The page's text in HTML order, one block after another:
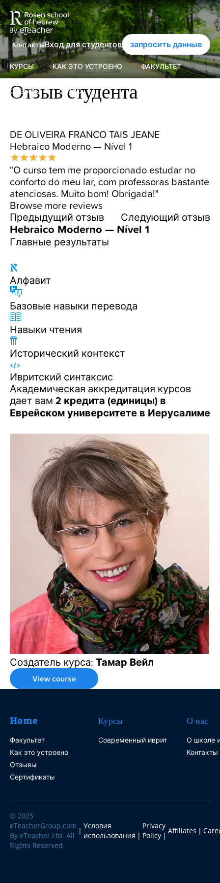
КонтактыВход для студентов запросить данные
КУРСЫ
Современный иврит
КАК ЭТО УСТРОЕНО ФАКУЛЬТЕТ
ОТЗЫВЫ О НАС
О школе им. Розена
Сертификаты
Контакты
Блог
Отзыв студента
DE OLIVEIRA FRANCO TAIS JEANE
Hebraico Moderno — Nível 1
"O curso tem me proporcionado estudar no
conforto do meu lar, com professoras bastante
atenciosas. Muito bom! Obrigada!"
Browse more reviews
Предыдущий отзыв
Следующий отзыв
Hebraico Moderno — Nível 1
Главные результаты
Алфавит
Базовые навыки перевода
Навыки чтения
Исторический контекст
Ивритский синтаксис
Академическая аккредитация курсов
дает вам 2 кредита (единицы) в
Еврейском университете в Иерусалиме
Создатель курса: Тамар Вейл
View course
Home
Факультет
Как это устроено
Отзывы
Сертификаты
Курсы
Современный иврит
О нас
О школе
Контакты
© 2025
eTeacherGroup.com
By eTeacher Ltd. All
Rights Reserved.
Условия
использования
Privacy
Policy
Affiliates